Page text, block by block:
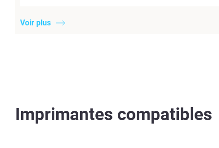
Voir plus
Imprimantes compatibles